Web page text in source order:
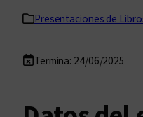
Presentaciones de
Termina: 24/06/2025